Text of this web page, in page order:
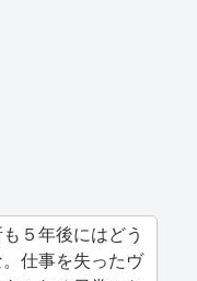
５年後にはどう
仕事を失ったヴ